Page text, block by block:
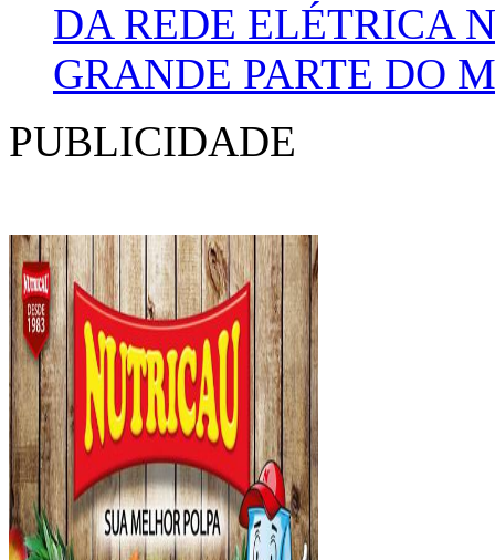
DA REDE ELÉTRICA
GRANDE PARTE DO
PUBLICIDADE